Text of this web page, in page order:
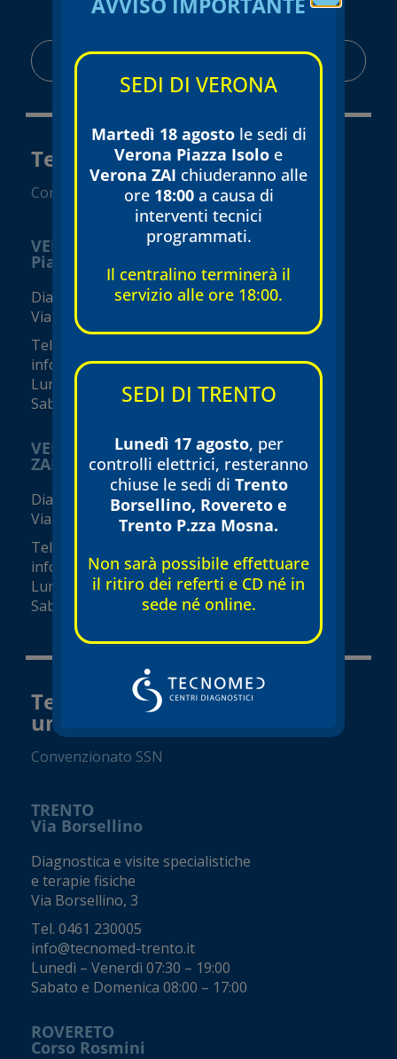
AREA RISERVATA
Tecnomed Verona Srl
Convenzionato SSN
VERONA
Piazza Isolo
Diagnostica e visite specialistiche
Via Seghe San Tomaso, 17
Tel.
info@tecnomed-verona.it
Lunedì – Venerdì 08:00 – 19:00
Sabato 08:00 – 16:00 (orari variabili)
VERONA
ZAI - Viale del Commercio
Diagnostica e visite specialistiche
Viale del Commercio, 14 (Zai)
Tel.
info@tecnomed-verona.it
Lunedì – Venerdì 08:00 – 19:00
Sabato 08:00 – 18:00 (orari variabili)
Tecnomed Trento Srl a socio
unico
Convenzionato SSN
TRENTO
Via Borsellino
Diagnostica e visite specialistiche
e terapie fisiche
Via Borsellino, 3
Tel. 0461 230005
info@tecnomed-trento.it
Lunedì – Venerdì 07:30 – 19:00
Sabato e Domenica 08:00 – 17:00
ROVERETO
Corso Rosmini
SEDI DI VERONA
Martedì 18 agostole sedi di
Verona Piazza Isolo e
Verona ZAI chiuderanno alle
ore 18:00a causa di
interventi tecnici
programmati.
Il centralino terminerà il
servizio alle ore 18:00.
SEDI DI TRENTO
Lunedì 17 agosto, per
controlli elettrici, resteranno
chiuse le sedi di Trento
Borsellino, Rovereto e
Trento P.zza Mosna.
Non sarà possibile effettuare
il ritiro dei referti e CD né in
sede né online.